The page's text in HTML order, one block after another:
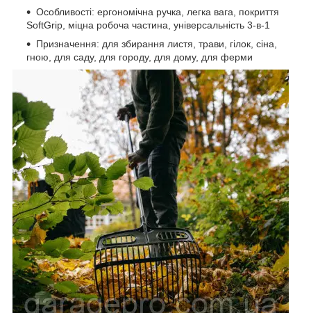
Особливості: ергономічна ручка, легка вага, покриття
SoftGrip, міцна робоча частина, універсальність 3-в-1
Призначення: для збирання листя, трави, гілок, сіна,
гною, для саду, для городу, для дому, для ферми